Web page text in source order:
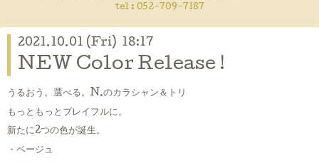
tel : 052-709-7187
2021.10.01 (Fri) 18:17
NEW Color Release !
うるおう。選べる。N.のカラシャン＆トリ
もっともっとプレイフルに。
新たに2つの色が誕生。
・ベージュ